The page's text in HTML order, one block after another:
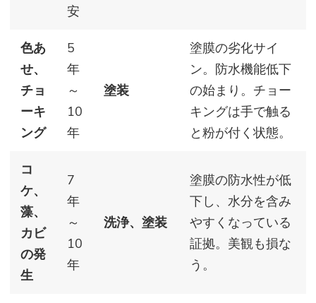
安
色あ
せ、
チョ
ーキ
ング
5
年
～
10
年
塗装
塗膜の劣化サイ
ン。防水機能低下
の始まり。チョー
キングは手で触る
と粉が付く状態。
コ
ケ、
藻、
カビ
の発
生
7
年
～
10
年
洗浄、塗装
塗膜の防水性が低
下し、水分を含み
やすくなっている
証拠。美観も損な
う。